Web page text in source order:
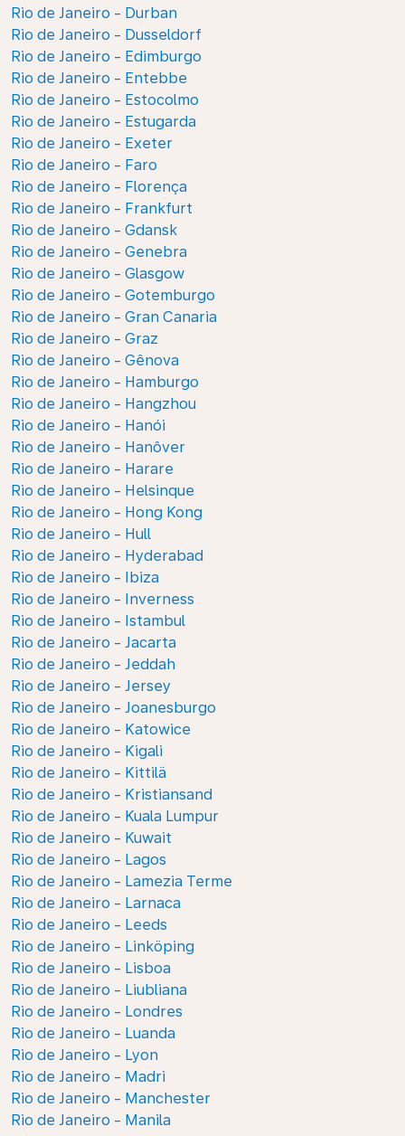
Rio de Janeiro - Durban
Rio de Janeiro - Dusseldorf
Rio de Janeiro - Edimburgo
Rio de Janeiro - Entebbe
Rio de Janeiro - Estocolmo
Rio de Janeiro - Estugarda
Rio de Janeiro - Exeter
Rio de Janeiro - Faro
Rio de Janeiro - Florença
Rio de Janeiro - Frankfurt
Rio de Janeiro - Gdansk
Rio de Janeiro - Genebra
Rio de Janeiro - Glasgow
Rio de Janeiro - Gotemburgo
Rio de Janeiro - Gran Canaria
Rio de Janeiro - Graz
Rio de Janeiro - Gênova
Rio de Janeiro - Hamburgo
Rio de Janeiro - Hangzhou
Rio de Janeiro - Hanói
Rio de Janeiro - Hanôver
Rio de Janeiro - Harare
Rio de Janeiro - Helsinque
Rio de Janeiro - Hong Kong
Rio de Janeiro - Hull
Rio de Janeiro - Hyderabad
Rio de Janeiro - Ibiza
Rio de Janeiro - Inverness
Rio de Janeiro - Istambul
Rio de Janeiro - Jacarta
Rio de Janeiro - Jeddah
Rio de Janeiro - Jersey
Rio de Janeiro - Joanesburgo
Rio de Janeiro - Katowice
Rio de Janeiro - Kigali
Rio de Janeiro - Kittilä
Rio de Janeiro - Kristiansand
Rio de Janeiro - Kuala Lumpur
Rio de Janeiro - Kuwait
Rio de Janeiro - Lagos
Rio de Janeiro - Lamezia Terme
Rio de Janeiro - Larnaca
Rio de Janeiro - Leeds
Rio de Janeiro - Linköping
Rio de Janeiro - Lisboa
Rio de Janeiro - Liubliana
Rio de Janeiro - Londres
Rio de Janeiro - Luanda
Rio de Janeiro - Lyon
Rio de Janeiro - Madri
Rio de Janeiro - Manchester
Rio de Janeiro - Manila